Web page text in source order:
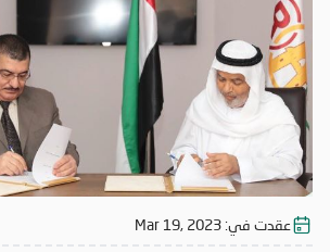
عقدت في: Mar 19, 2023